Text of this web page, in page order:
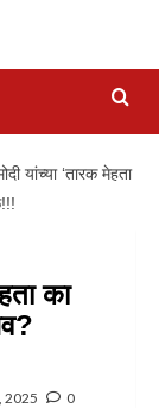
यांच्या ‘तारक मेहता
का
2025 0